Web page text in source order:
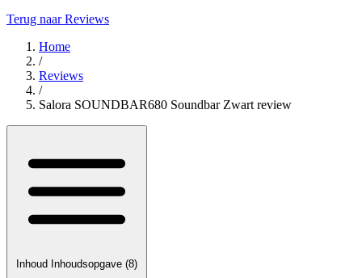
Terug naar Reviews
Home
/
Reviews
/
Salora SOUNDBAR680 Soundbar Zwart review
Inhoud Inhoudsopgave (8)